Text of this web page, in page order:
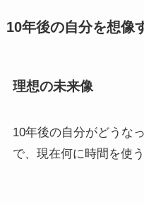
10年後の自分を想像
理想の未来像
10年後の自分がどうな
で、現在何に時間を使